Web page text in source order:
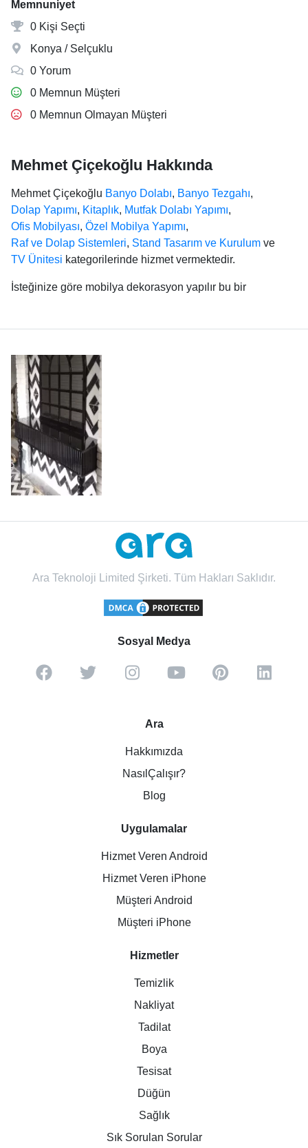
Memnuniyet
0 Kişi Seçti
Konya / Selçuklu
0 Yorum
0 Memnun Müşteri
0 Memnun Olmayan Müşteri
Mehmet Çiçekoğlu Hakkında
Mehmet Çiçekoğlu Banyo Dolabı, Banyo Tezgahı,
Dolap Yapımı, Kitaplık, Mutfak Dolabı Yapımı,
Ofis Mobilyası, Özel Mobilya Yapımı,
Raf ve Dolap Sistemleri, Stand Tasarım ve Kurulum ve
TV Ünitesi kategorilerinde hizmet vermektedir.
İsteğinize göre mobilya dekorasyon yapılır bu bir
Ara Teknoloji Limited Şirketi. Tüm Hakları Saklıdır.
Sosyal Medya
Ara
Hakkımızda
NasılÇalışır?
Blog
Uygulamalar
Hizmet Veren Android
Hizmet Veren iPhone
Müşteri Android
Müşteri iPhone
Hizmetler
Temizlik
Nakliyat
Tadilat
Boya
Tesisat
Düğün
Sağlık
Sık Sorulan Sorular